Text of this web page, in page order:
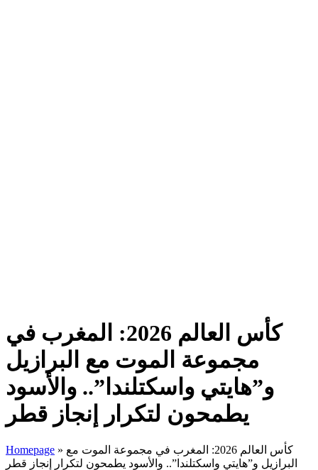
كأس العالم 2026: المغرب في
مجموعة الموت مع البرازيل
و”هايتي واسكتلندا”.. والأسود
يطمحون لتكرار إنجاز قطر
Homepage » كأس العالم 2026: المغرب في مجموعة الموت مع
البرازيل و”هايتي واسكتلندا”.. والأسود يطمحون لتكرار إنجاز قطر